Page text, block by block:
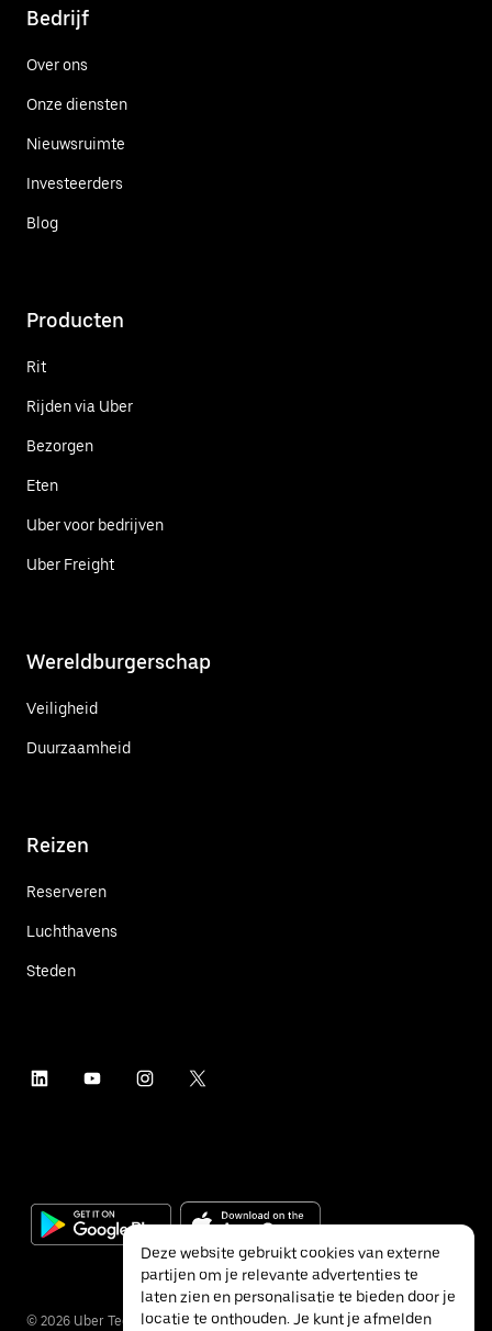
Bedrijf
Over ons
Onze diensten
Nieuwsruimte
Investeerders
Blog
Producten
Rit
Rijden via Uber
Bezorgen
Eten
Uber voor bedrijven
Uber Freight
Wereldburgerschap
Veiligheid
Duurzaamheid
Reizen
Reserveren
Luchthavens
Steden
© 2026 Uber Technologies Inc.
Deze website gebruikt cookies van externe
partijen om je relevante advertenties te
laten zien en personalisatie te bieden door je
locatie te onthouden. Je kunt je afmelden